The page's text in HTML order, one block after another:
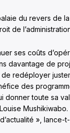
du revers de
de
ses coûts
davantage de
de redéployer
des
donner toute sa
Mushikiwabo.
», lance-